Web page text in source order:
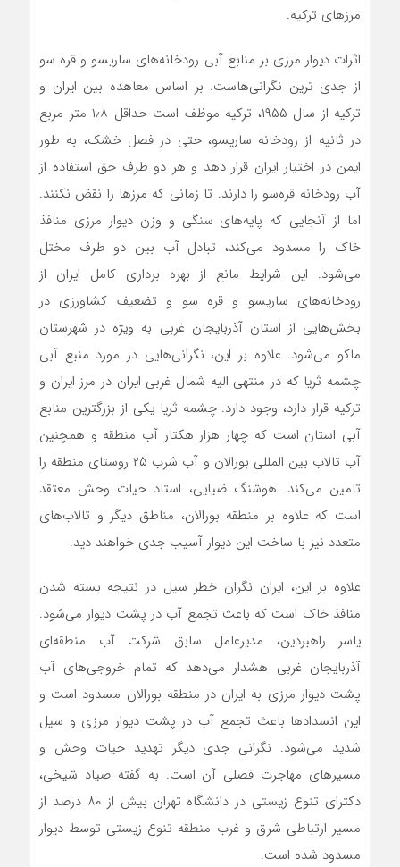
مرزهای ترکیه.
اثرات دیوار مرزی بر منابع آبی رودخانه‌های ساریسو و قره سو
از جدی ترین نگرانی‌هاست. بر اساس معاهده بین ایران و
ترکیه از سال ۱۹۵۵، ترکیه موظف است حداقل ۱٫۸ متر مربع
در ثانیه از رودخانه ساریسو، حتی در فصل خشک، به طور
ایمن در اختیار ایران قرار دهد و هر دو طرف حق استفاده از
آب رودخانه قره‌سو را دارند. تا زمانی که مرزها را نقض نکنند.
اما از آنجایی که پایه‌های سنگی و وزن دیوار مرزی منافذ
خاک را مسدود‌ می‌کند، تبادل آب بین دو طرف مختل‌
می‌شود. این شرایط مانع از بهره برداری کامل ایران از
رودخانه‌های ساریسو و قره سو و تضعیف کشاورزی در
بخش‌هایی از استان آذربایجان غربی به ویژه در شهرستان
ماکو‌ می‌شود. علاوه بر این، نگرانی‌هایی در مورد منبع آبی
چشمه ثریا که در منتهی الیه شمال غربی ایران در مرز ایران و
ترکیه قرار دارد، وجود دارد. چشمه ثریا یکی از بزرگترین منابع
آبی استان است که چهار هزار هکتار آب منطقه و همچنین
آب تالاب بین المللی بورالان و آب شرب ۲۵ روستای منطقه را
تامین‌ می‌کند. هوشنگ ضیایی، استاد حیات وحش معتقد
است که علاوه بر منطقه بورالان، مناطق دیگر و تالاب‌های
متعدد نیز با ساخت این دیوار آسیب جدی خواهند دید.
علاوه بر این، ایران نگران خطر سیل در نتیجه بسته شدن
منافذ خاک است که باعث تجمع آب در پشت دیوار‌ می‌شود.
یاسر راهبردین، مدیرعامل سابق شرکت آب منطقه‌ای
آذربایجان غربی هشدار می‌دهد که تمام خروجی‌های آب
پشت دیوار مرزی به ایران در منطقه بورالان مسدود است و
این انسدادها باعث تجمع آب در پشت دیوار مرزی و سیل
شدید می‌شود. نگرانی جدی دیگر تهدید حیات وحش و
مسیرهای مهاجرت فصلی آن است. به گفته صیاد شیخی،
دکترای تنوع زیستی در دانشگاه تهران بیش از ۸۰ درصد از
مسیر ارتباطی شرق و غرب منطقه تنوع زیستی توسط دیوار
مسدود شده است.